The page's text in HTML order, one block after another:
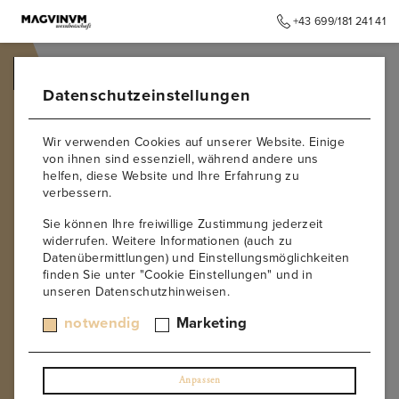
+43 699/181 241 41
Datenschutzeinstellungen
Wir verwenden Cookies auf unserer Website. Einige
von ihnen sind essenziell, während andere uns
helfen, diese Website und Ihre Erfahrung zu
verbessern.
Sie können Ihre freiwillige Zustimmung jederzeit
widerrufen. Weitere Informationen (auch zu
Datenübermittlungen) und Einstellungsmöglichkeiten
finden Sie unter "Cookie Einstellungen" und in
unseren Datenschutzhinweisen.
notwendig Marketing
Anpassen